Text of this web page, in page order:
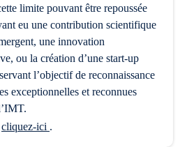
limite pouvant être repoussée
eu une contribution scientifique
une innovation
ou la création d’une start-up
l’objectif de reconnaissance
exceptionnelles et reconnues
cliquez-ici .